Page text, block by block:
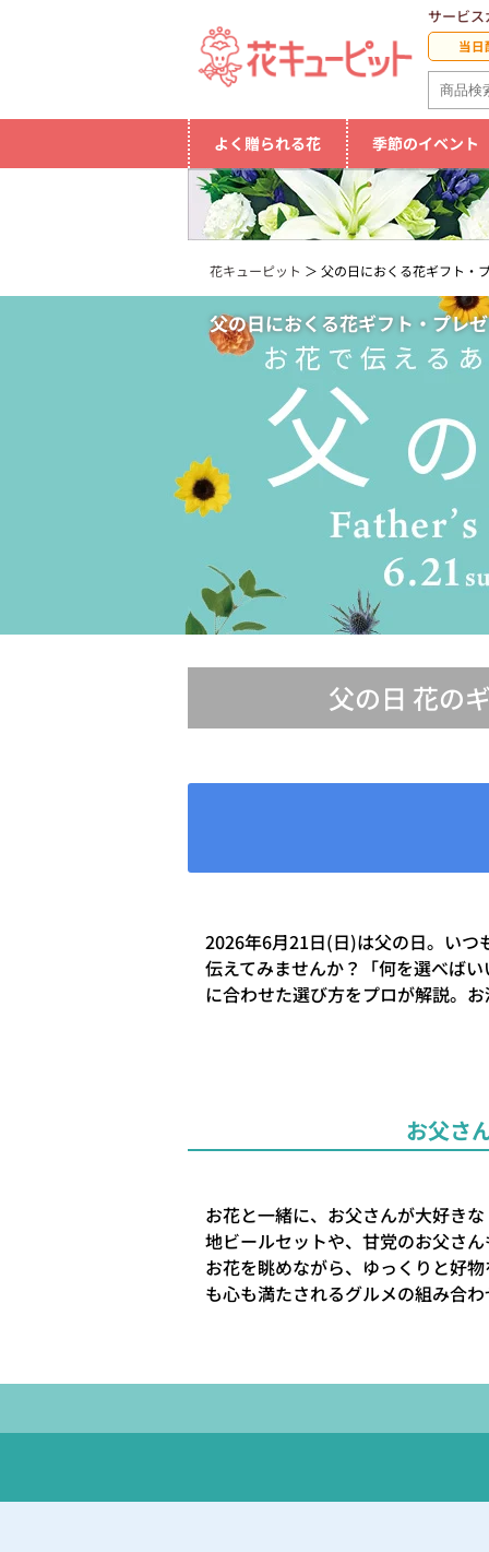
サービス
当日
よく贈られる花 季節のイベント
花キューピット 父の日におくる花ギフト・
父の日におくる花ギフト・プレ
父の日 花の
2026年6月21日(日)は父の日。いつ
伝えてみませんか？「何を選べば
に合わせた選び方をプロが解説。
お父さ
お花と一緒に、お父さんが大好き
地ビールセットや、甘党のお父さ
お花を眺めながら、ゆっくりと好
も心も満たされるグルメの組み合